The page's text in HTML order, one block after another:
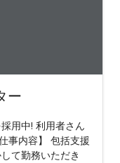
ー
用中! 利用者さん
事内容】 包括支援
て勤務いただき